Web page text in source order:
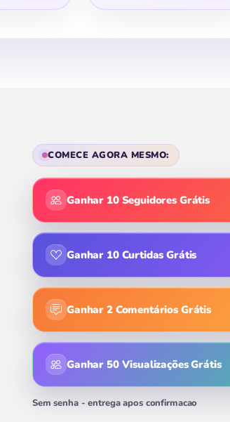
COMECE AGORA MESMO:
Ganhar 10 Seguidores Grátis
Ganhar 10 Curtidas Grátis
Ganhar 2 Comentários Grátis
Ganhar 50 Visualizações Grátis